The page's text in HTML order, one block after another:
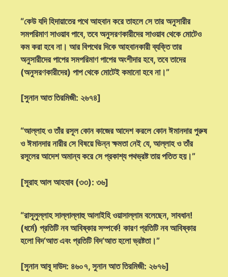
“কেউ যদি হিদায়াতের পথে আহবান করে তাহলে সে তার অনুসারীর
সমপরিমাণ সাওয়াব পাবে, তবে অনুসরণকারীদের সাওয়াব থেকে মোটেও
কম করা হবে না। আর বিপথের দিকে আহবানকারী ব্যক্তি তার
অনুসারীদের পাপের সমপরিমাণ পাপের অংশীদার হবে, তবে তাদের
(অনুসরণকারীদের) পাপ থেকে মোটেই কমানো হবে না।”
[সুনান আত তিরমিজী: ২৬৭৪]
“আল্লাহ ও তাঁর রসূল কোন কাজের আদেশ করলে কোন ঈমানদার পুরুষ
ও ঈমানদার নারীর সে বিষয়ে ভিন্ন ক্ষমতা নেই যে, আল্লাহ ও তাঁর
রসূলের আদেশ অমান্য করে সে প্রকাশ্য পথভ্রষ্ট তায় পতিত হয়।”
[সূরাহ আল আহযাব (৩৩): ৩৬]
“রাসূলুল্লাহ সাল্লাল্লাহু আলাইহি ওয়াসাল্লাম বলেছেন, সাবধান!
(ধর্মে) প্রতিটি নব আবিষ্কার সম্পর্কে! কারণ প্রতিটি নব আবিষ্কার
হলো বিদ‘আত এবং প্রতিটি বিদ‘আত হলো ভ্রষ্টতা।”
[সুনান আবূ দাউদ: ৪৬০৭, সুনান আত তিরমিজী: ২৬৭৬]